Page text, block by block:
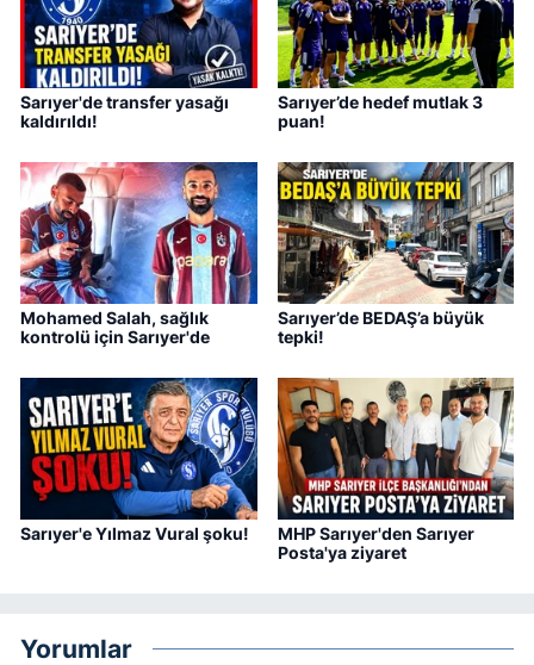
Sarıyer'de transfer yasağı
kaldırıldı!
Sarıyer’de hedef mutlak 3
puan!
Mohamed Salah, sağlık
kontrolü için Sarıyer'de
Sarıyer’de BEDAŞ’a büyük
tepki!
Sarıyer'e Yılmaz Vural şoku!
MHP Sarıyer'den Sarıyer
Posta'ya ziyaret
Yorumlar